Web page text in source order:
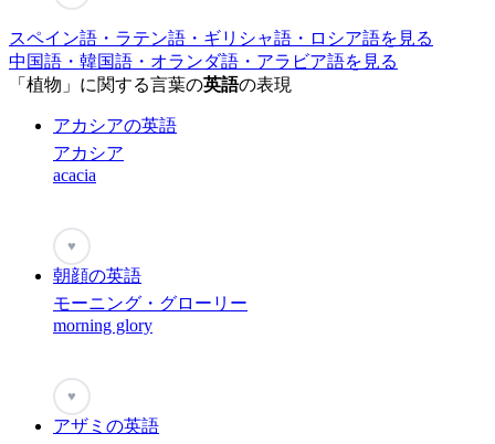
スペイン語・ラテン語・ギリシャ語・ロシア語を見る
中国語・韓国語・オランダ語・アラビア語を見る
「植物」に関する言葉の英語の表現
アカシアの英語
アカシア
acacia
♥
朝顔の英語
モーニング・グローリー
morning glory
♥
アザミの英語